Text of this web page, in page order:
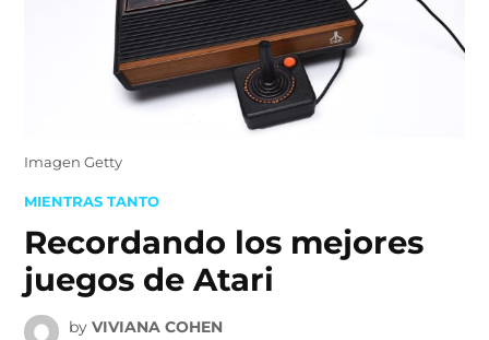
Imagen Getty
POSTED
MIENTRAS TANTO
Recordando los mejores
juegos de Atari
by VIVIANA COHEN